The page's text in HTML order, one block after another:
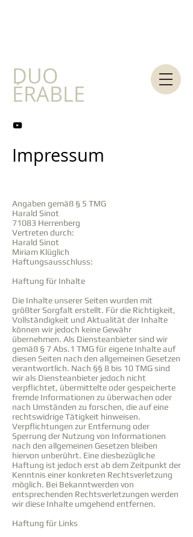
DUO
ÉRABLE
Impressum
Angaben gemäß § 5 TMG
Harald Sinot
71083 Herrenberg
Vertreten durch:
Harald Sinot
Miriam Klüglich
Haftungsausschluss:
Haftung für Inhalte
Die Inhalte unserer Seiten wurden mit
größter Sorgfalt erstellt. Für die Richtigkeit,
Vollständigkeit und Aktualität der Inhalte
können wir jedoch keine Gewähr
übernehmen. Als Diensteanbieter sind wir
gemäß § 7 Abs.1 TMG für eigene Inhalte auf
diesen Seiten nach den allgemeinen Gesetzen
verantwortlich. Nach §§ 8 bis 10 TMG sind
wir als Diensteanbieter jedoch nicht
verpflichtet, übermittelte oder gespeicherte
fremde Informationen zu überwachen oder
nach Umständen zu forschen, die auf eine
rechtswidrige Tätigkeit hinweisen.
Verpflichtungen zur Entfernung oder
Sperrung der Nutzung von Informationen
nach den allgemeinen Gesetzen bleiben
hiervon unberührt. Eine diesbezügliche
Haftung ist jedoch erst ab dem Zeitpunkt der
Kenntnis einer konkreten Rechtsverletzung
möglich. Bei Bekanntwerden von
entsprechenden Rechtsverletzungen werden
wir diese Inhalte umgehend entfernen.
Haftung für Links